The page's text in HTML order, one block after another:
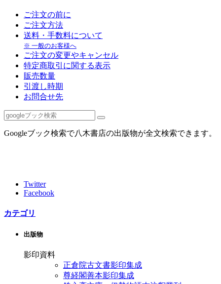
ご注文の前に
ご注文方法
送料・手数料について
※ 一般のお客様へ
ご注文の変更やキャンセル
特定商取引に関する表示
販売数量
引渡し時期
お問合せ先
Googleブック検索で八木書店の出版物が全文検索できます。
Twitter
Facebook
カテゴリ
出版物
影印資料
正倉院古文書影印集成
尊経閣善本影印集成